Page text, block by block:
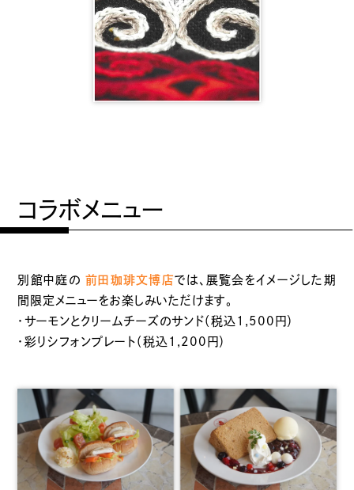
コラボメニュー
別館中庭の前田珈琲文博店では、展覧会をイメージした期
間限定メニューをお楽しみいただけます。
・サーモンとクリームチーズのサンド（税込1,500円）
・彩りシフォンプレート（税込1,200円）